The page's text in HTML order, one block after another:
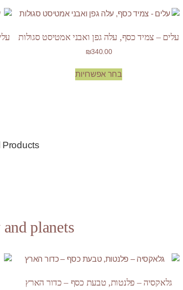
עלים – צמיד כסף, עלה גפן ואבני אמטיסט סגולות
₪340.00
בחר אפשרויות
Products
planets
גלאקסיה – פלנטות, טבעת כסף – כדור הארץ